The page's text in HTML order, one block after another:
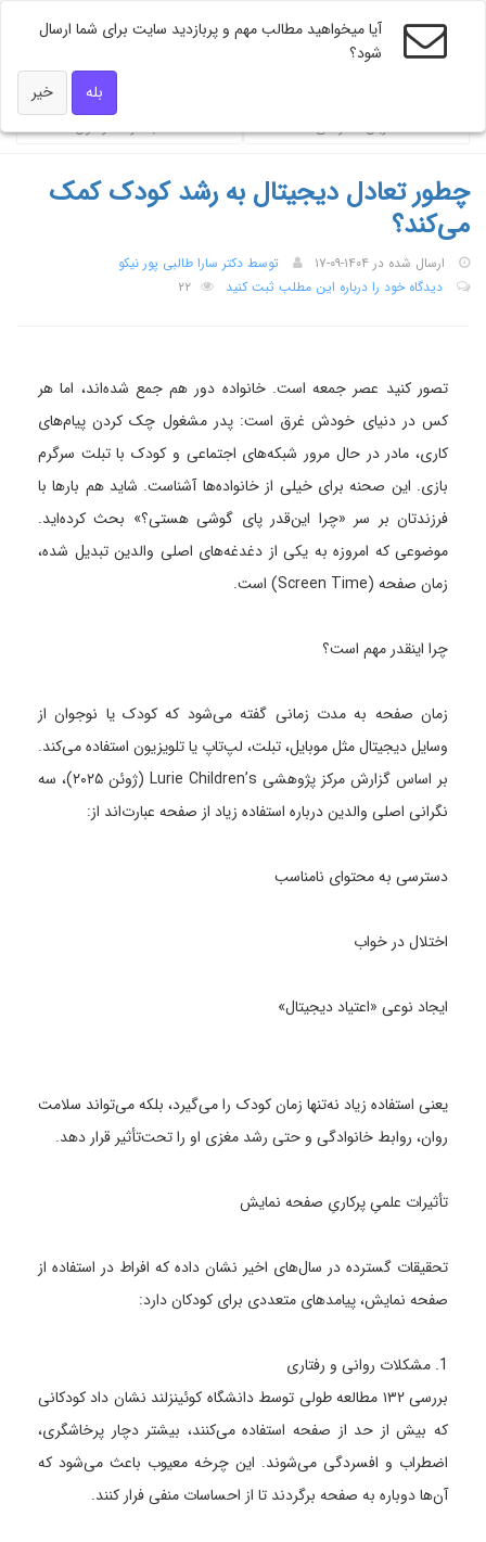
ضربان تندرستی
محاسبه گر فشار خون
چطور تعادل دیجیتال به رشد کودک کمک
می‌کند؟
ارسال شده در ۱۴۰۴-۰۹-۱۷
توسط دکتر سارا طالبی پور نیکو
دیدگاه خود را درباره این مطلب ثبت کنید
۲۲
تصور کنید عصر جمعه است. خانواده دور هم جمع شده‌اند، اما هر
کس در دنیای خودش غرق است: پدر مشغول چک کردن پیام‌های
کاری، مادر در حال مرور شبکه‌های اجتماعی و کودک با تبلت سرگرم
بازی. این صحنه برای خیلی از خانواده‌ها آشناست. شاید هم بارها با
فرزندتان بر سر «چرا این‌قدر پای گوشی هستی؟» بحث کرده‌اید.
موضوعی که امروزه به یکی از دغدغه‌های اصلی والدین تبدیل شده،
زمان صفحه (Screen Time) است.
چرا اینقدر مهم است؟
زمان صفحه به مدت زمانی گفته می‌شود که کودک یا نوجوان از
وسایل دیجیتال مثل موبایل، تبلت، لپ‌تاپ یا تلویزیون استفاده می‌کند.
بر اساس گزارش مرکز پژوهشی Lurie Children’s (ژوئن ۲۰۲۵)، سه
نگرانی اصلی والدین درباره استفاده زیاد از صفحه عبارت‌اند از:
دسترسی به محتوای نامناسب
اختلال در خواب
ایجاد نوعی «اعتیاد دیجیتال»
یعنی استفاده زیاد نه‌تنها زمان کودک را می‌گیرد، بلکه می‌تواند سلامت
روان، روابط خانوادگی و حتی رشد مغزی او را تحت‌تأثیر قرار دهد.
تأثیرات علمیِ پرکاریِ صفحه نمایش
تحقیقات گسترده در سال‌های اخیر نشان داده که افراط در استفاده از
صفحه نمایش، پیامدهای متعددی برای کودکان دارد:
1. مشکلات روانی و رفتاری
بررسی ۱۳۲ مطالعه طولی توسط دانشگاه کوئینزلند نشان داد کودکانی
که بیش از حد از صفحه استفاده می‌کنند، بیشتر دچار پرخاشگری،
اضطراب و افسردگی می‌شوند. این چرخه معیوب باعث می‌شود که
آن‌ها دوباره به صفحه برگردند تا از احساسات منفی فرار کنند.
آیا میخواهید مطالب مهم و پربازدید سایت برای شما ارسال
شود؟
بله
خیر